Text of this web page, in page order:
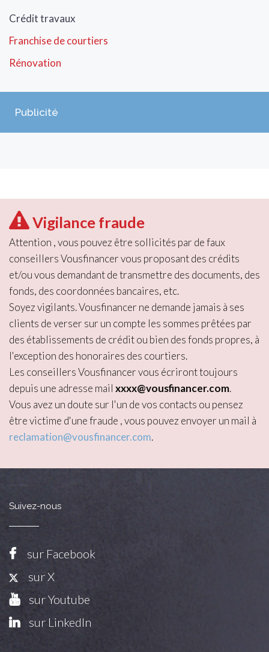
Crédit travaux
Franchise de courtiers
Rénovation
Publicité
Vigilance fraude
Attention , vous pouvez être sollicités par de faux
conseillers Vousfinancer vous proposant des crédits
et/ou vous demandant de transmettre des documents, des
fonds, des coordonnées bancaires, etc.
Soyez vigilants. Vousfinancer ne demande jamais à ses
clients de verser sur un compte les sommes prêtées par
des établissements de crédit ou bien des fonds propres, à
l'exception des honoraires des courtiers.
Les conseillers Vousfinancer vous écriront toujours
depuis une adresse mail xxxx@vousfinancer.com.
Vous avez un doute sur l'un de vos contacts ou pensez
être victime d'une fraude , vous pouvez envoyer un mail à
reclamation@vousfinancer.com.
Suivez-nous
sur Facebook
sur X
sur Youtube
sur LinkedIn